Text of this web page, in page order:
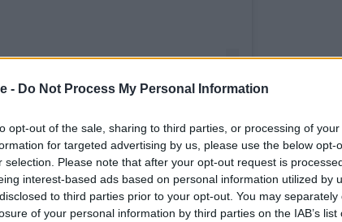
- Do Not Process My Personal Information
opt-out of the sale, sharing to third parties, or processing of
for targeted advertising by us, please use the below opt-
selection. Please note that after your opt-out request is
interest-based ads based on personal information utilized by
to third parties prior to your opt-out. You may
of your personal information by third parties on the IAB’s list
από το χρήστη karmen (@karmenbruus)